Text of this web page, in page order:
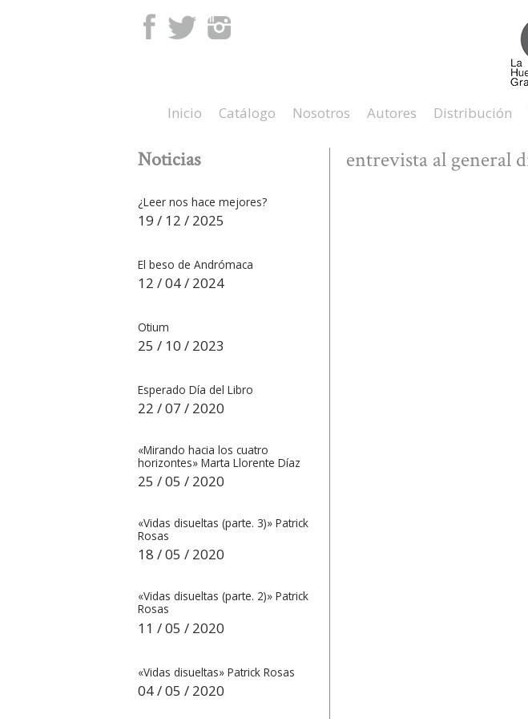
Facebook TwitterInstagram
Inicio Catálogo Nosotros Autores Distribución
entrevista al general
Noticias
¿Leer nos hace mejores?
19 / 12 / 2025
El beso de Andrómaca
12 / 04 / 2024
Otium
25 / 10 / 2023
Esperado Día del Libro
22 / 07 / 2020
«Mirando hacia los cuatro
horizontes» Marta Llorente Díaz
25 / 05 / 2020
«Vidas disueltas (parte. 3)» Patrick
Rosas
18 / 05 / 2020
«Vidas disueltas (parte. 2)» Patrick
Rosas
11 / 05 / 2020
«Vidas disueltas» Patrick Rosas
04 / 05 / 2020